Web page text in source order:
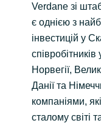
Verdane зі
є однією з
інвестицій у
Норвегії,
Данії та
компаніями,
сталому світі